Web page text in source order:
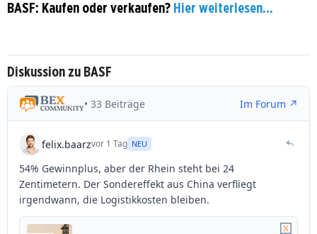
BASF: Kaufen oder verkaufen? Hier weiterlesen...
Diskussion zu BASF